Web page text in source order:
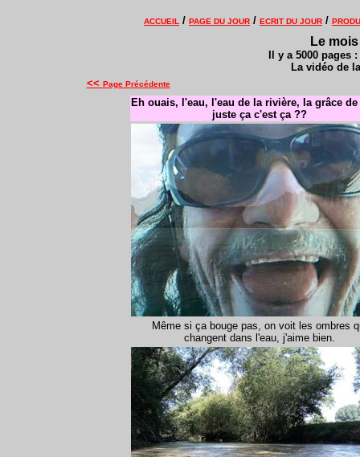
ACCUEIL / PAGE DU JOUR / ECRIT DU JOUR /
Le
Il y a 5000 pages :
La vidéo de
<< Page Précédente
Eh ouais, l'eau, l'eau de la rivière, la grâce
juste ça c'est ça ??
Même si ça bouge pas, on voit les ombres
changent dans l'eau, j'aime bien.